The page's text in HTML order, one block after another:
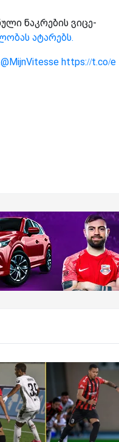
ნაკრების ვიცე-
ატარებს.
@MijnVitesse https://t.co/e